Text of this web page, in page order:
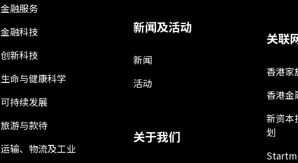
金融服务
金融科技
创新科技
生命与健康科学
可持续发展
旅游与款待
运输、物流及工业
新闻及活动
新闻
活动
关于我们
关联
香港家
香港金
新资本
划